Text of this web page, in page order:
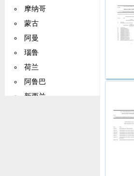
摩纳哥
蒙古
阿曼
瑙鲁
荷兰
阿鲁巴
新西兰